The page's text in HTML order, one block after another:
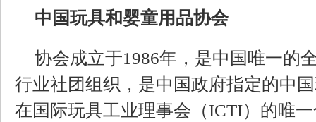
中国玩具和婴童用品协会
协会成立于1986年，是中国唯一的
行业社团组织，是中国政府指定的中
在国际玩具工业理事会（ICTI）的唯